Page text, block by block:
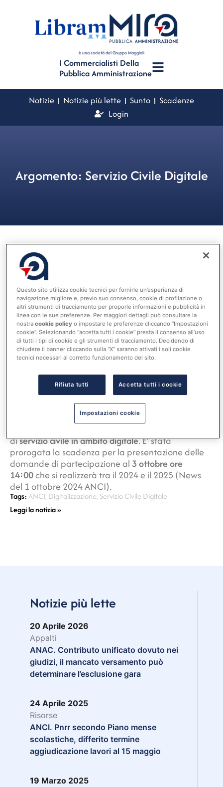
è una società del Gruppo Maggioli
I Commercialisti Della
Pubblica Amministrazione
Notizie Notizie più lette Sunto
Scadenze
Login
Argomento: Servizio Civile Digitale
Visualizza tutti i Tags
02 Ottobre 2024
ANCI. Servizio Civile Digitale, pubblicato il
bando 2024. Prorogata la scadenza
domande: 3 ottobre 2024
Sono 3399 i posti disponibili per i giovani tra i 18 e
diservizio civile in ambito digitale. E’ stata
prorogata la scadenza per la presentazione delle
domande di partecipazione al 3 ottobre ore
14:00che si realizzerà tra il 2024 e il 2025 (News
del 1 ottobre 2024 ANCI).
Tags:ANCI, Digitalizzazione, Servizio Civile Digitale
Leggi la notizia »
Notizie più lette
20 Aprile 2026
Appalti
ANAC. Contributo unificato dovuto nei
giudizi, il mancato versamento può
determinare l’esclusione gara
24 Aprile 2025
Risorse
ANCI. Pnrr secondo Piano mense
scolastiche, differito termine
aggiudicazione lavori al 15 maggio
19 Marzo 2025
Questo sito utilizza cookie tecnici per fornirle un’esperienza di
navigazione migliore e, previo suo consenso, cookie di profilazione o
altri strumenti di tracciamento per proporle informazioni e pubblicità in
linea con le sue preferenze. Per maggiori dettagli può consultare la
nostracookie policy o impostare le preferenze cliccando “Impostazioni
cookie”. Selezionando “accetta tutti i cookie” presta il consenso all’uso
di tutti i tipi di cookie e gli strumenti di tracciamento. Decidendo di
chiudere il banner cliccando sulla “X” saranno attivati i soli cookie
tecnici necessari al corretto funzionamento del sito.
Rifiuta tutti Accetta tutti i cookie
Impostazioni cookie